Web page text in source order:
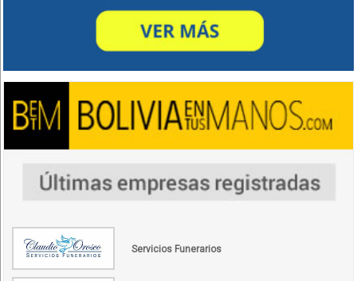
Servicios Funerarios